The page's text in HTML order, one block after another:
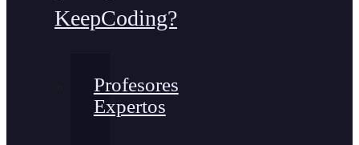
KeepCoding?
Profesores
Expertos